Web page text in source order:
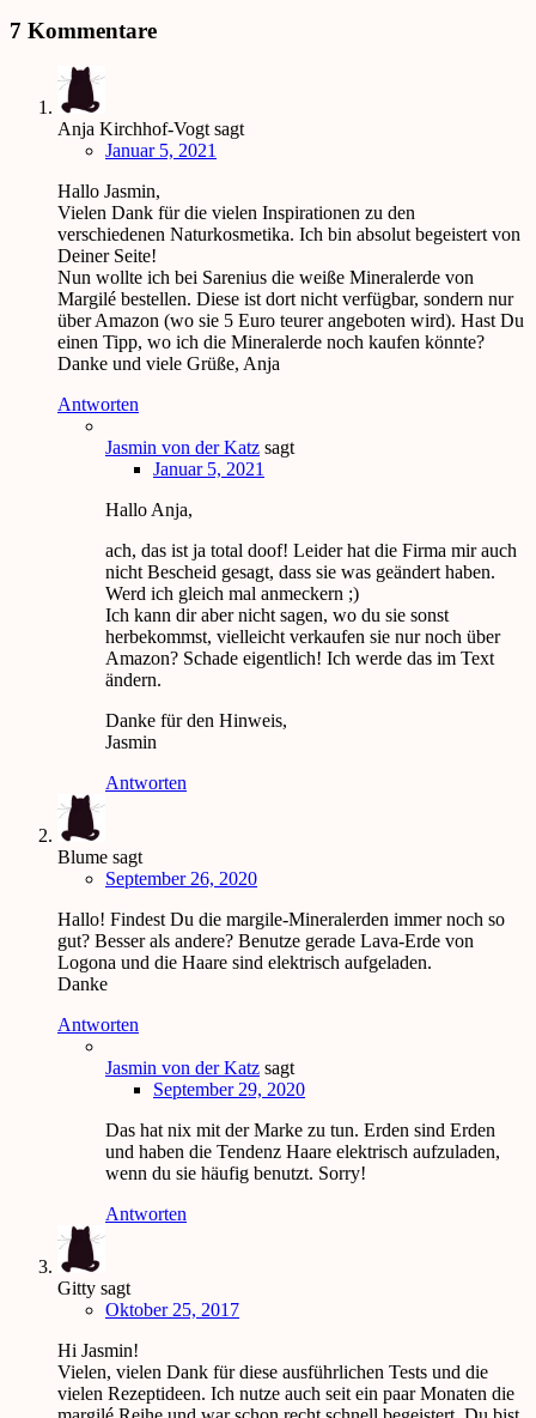
7 Kommentare
Anja Kirchhof-Vogtsagt
Januar 5, 2021
Hallo Jasmin,
Vielen Dank für die vielen Inspirationen zu den
verschiedenen Naturkosmetika. Ich bin absolut begeistert von
Deiner Seite!
Nun wollte ich bei Sarenius die weiße Mineralerde von
Margilé bestellen. Diese ist dort nicht verfügbar, sondern nur
über Amazon (wo sie 5 Euro teurer angeboten wird). Hast Du
einen Tipp, wo ich die Mineralerde noch kaufen könnte?
Danke und viele Grüße, Anja
Antworten
Jasmin von der Katz sagt
Januar 5, 2021
Hallo Anja,
ach, das ist ja total doof! Leider hat die Firma mir auch
nicht Bescheid gesagt, dass sie was geändert haben.
Werd ich gleich mal anmeckern ;)
Ich kann dir aber nicht sagen, wo du sie sonst
herbekommst, vielleicht verkaufen sie nur noch über
Amazon? Schade eigentlich! Ich werde das im Text
ändern.
Danke für den Hinweis,
Jasmin
Antworten
Blume sagt
September 26, 2020
Hallo! Findest Du die margile-Mineralerden immer noch so
gut? Besser als andere? Benutze gerade Lava-Erde von
Logona und die Haare sind elektrisch aufgeladen.
Danke
Antworten
Jasmin von der Katz sagt
September 29, 2020
Das hat nix mit der Marke zu tun. Erden sind Erden
und haben die Tendenz Haare elektrisch aufzuladen,
wenn du sie häufig benutzt. Sorry!
Antworten
Gitty sagt
Oktober 25, 2017
Hi Jasmin!
Vielen, vielen Dank für diese ausführlichen Tests und die
vielen Rezeptideen. Ich nutze auch seit ein paar Monaten die